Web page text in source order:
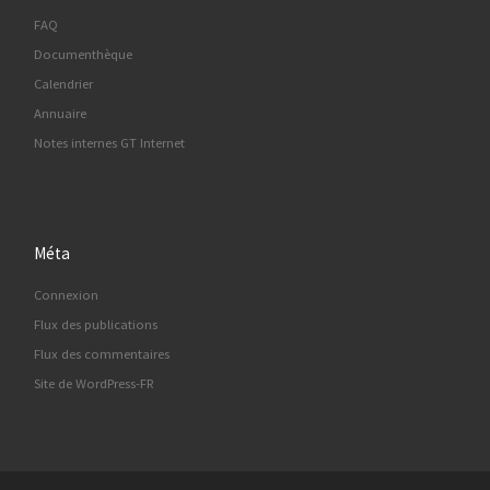
FAQ
Documenthèque
Calendrier
Annuaire
Notes internes GT Internet
Méta
Connexion
Flux des publications
Flux des commentaires
Site de WordPress-FR